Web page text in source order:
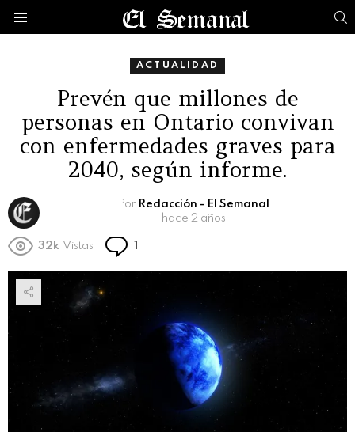
ACTUALIDAD
Prevén que millones de
personas en Ontario convivan
con enfermedades graves para
2040, según informe.
Por Redacción - El Semanal
hace 2 años
32k Vistas